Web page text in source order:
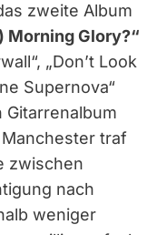
zweite Album
Morning Glory?“
„Don’t Look
Supernova“
traf
zwischen
nach
weniger